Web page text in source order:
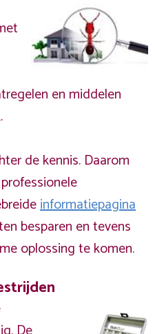
en middelen
de kennis. Daarom
informatiepagina
besparen en tevens
oplossing te komen.